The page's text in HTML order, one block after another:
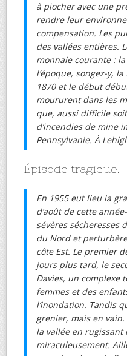
à piocher avec une
rendre leur
compensation. Les
des vallées entières.
monnaie courante :
l’époque, songez-y,
1870 et le début
moururent dans les
que, aussi difficile
d’incendies de mine
Pennsylvanie. À
Épisode tragique.
En 1955 eut lieu la
d’août de cette
sévères sécheresses
du Nord et
côte Est. Le premier
jours plus tard, le
Davies, un complexe
femmes et des
l’inondation. Tandis
grenier, mais en
la vallée en rugissant
miraculeusement.